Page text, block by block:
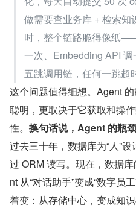
做需要查业务库 + 检索知
时，整个链路脆得像纸
一次、Embedding API
五跳调用链，任何一跳超
这个问题值得细想。Agent
聪明，更取决于它获取和操
性。 换句话说，Agent 的瓶
过去三十年，数据库为“人”
过 ORM 读写。现在，数据
nt 从“对话助手”变成“数字员
着变：从存储中心，变成知识